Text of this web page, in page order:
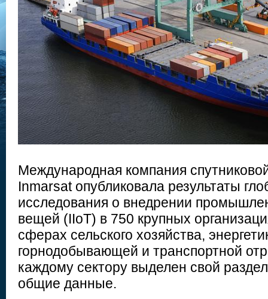
Международная компания
Inmarsat опубликовала результаты
исследования о внедрении
вещей (IIoT) в 750 крупных
сферах сельского хозяйства,
горнодобывающей и транспортной
каждому сектору выделен свой
общие данные.